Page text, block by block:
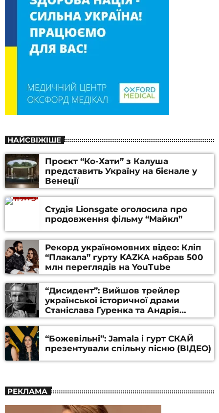
НАЙСВІЖІШЕ
Проєкт “Ко-Хати” з Калуша
представить Україну на бієнале у
Венеції
Студія Lionsgate оголосила про
продовження фільму “Майкл”
Рекорд україномовних відео: Кліп
“Плакала” гурту KAZKA набрав 500
млн переглядів на YouTube
“Дисидент”: Вийшов трейлер
української історичної драми
Станіслава Гуренка та Андрія
Алфьорова (ВІДЕО)
“Божевільні”: Jamala і гурт СКАЙ
презентували спільну пісню (ВІДЕО)
РЕКЛАМА